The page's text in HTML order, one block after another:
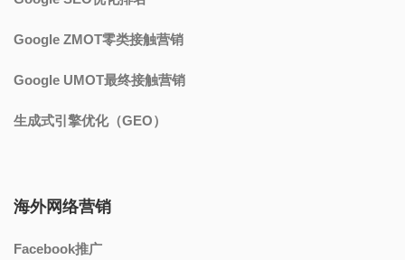
Google ZMOT零类接触营销
Google UMOT最终接触营销
生成式引擎优化（GEO）
海外网络营销
Facebook推广